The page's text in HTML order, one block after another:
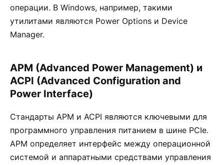
операции. В Windows, например, такими
утилитами являются Power Options и Device
Manager.
APM (Advanced Power Management) и
ACPI (Advanced Configuration and
Power Interface)
Стандарты APM и ACPI являются ключевыми для
программного управления питанием в шине PCIe.
APM определяет интерфейс между операционной
системой и аппаратными средствами управления